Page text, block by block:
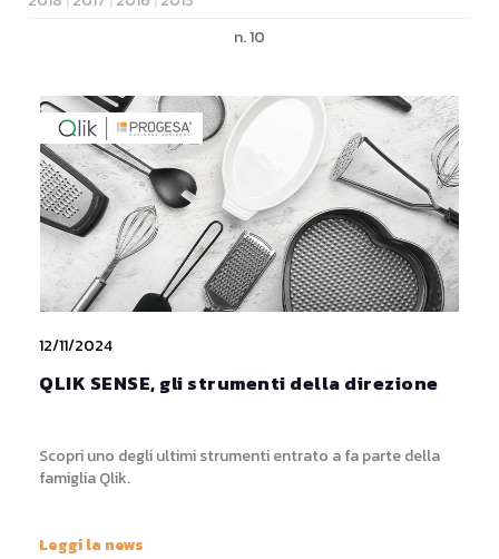
n. 10
12/11/2024
QLIK SENSE, gli strumenti della direzione
Scopri uno degli ultimi strumenti entrato a fa parte della
famiglia Qlik.
Leggi la news